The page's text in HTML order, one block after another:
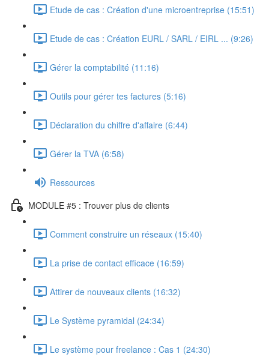
Etude de cas : Création d'une microentreprise (15:51)
Etude de cas : Création EURL / SARL / EIRL ... (9:26)
Gérer la comptabilité (11:16)
Outils pour gérer tes factures (5:16)
Déclaration du chiffre d'affaire (6:44)
Gérer la TVA (6:58)
Ressources
MODULE #5 : Trouver plus de clients
Comment construire un réseaux (15:40)
La prise de contact efficace (16:59)
Attirer de nouveaux clients (16:32)
Le Système pyramidal (24:34)
Le système pour freelance : Cas 1 (24:30)